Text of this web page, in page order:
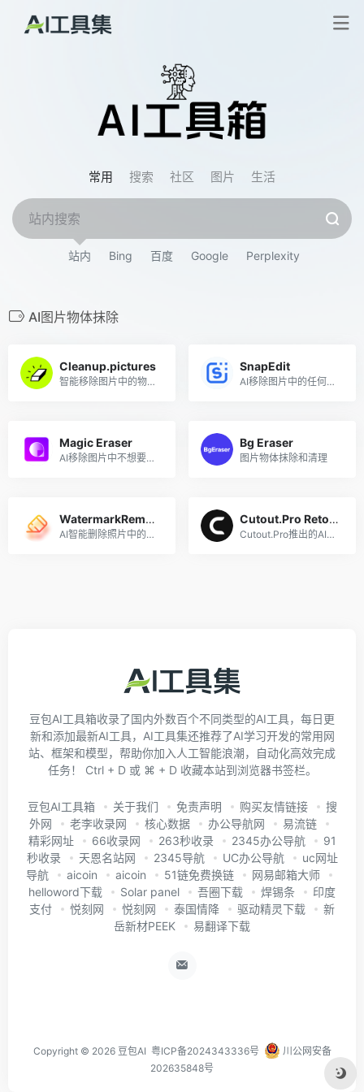
常用 搜索 社区 图片 生活
站内 Bing 百度 Google Perplexity
AI图片物体抹除
Cleanup.pictures
智能移除图片中的物体、文本、污迹、人物或任何不想要的东西
SnapEdit
AI移除图片中的任何物体
Magic Eraser
AI移除图片中不想要的物体
Bg Eraser
图片物体抹除和清理
WatermarkRemover
AI智能删除照片中的水印
Cutout.Pro Retouch
Cutout.Pro推出的AI图片物体涂抹去除工具
豆包AI工具箱收录了国内外数百个不同类型的AI工具，每日更
新和添加最新AI工具，AI工具集还推荐了AI学习开发的常用网
站、框架和模型，帮助你加入人工智能浪潮，自动化高效完成
任务！ Ctrl + D 或 ⌘ + D 收藏本站到浏览器书签栏。
豆包AI工具箱 关于我们 免责声明 购买友情链接
搜
外网
老李收录网 核心数据 办公导航网
易流链
精彩网址
66收录网 263秒收录 2345办公导航
91
秒收录
天恩名站网 2345导航 UC办公导航
uc网址
导航
aicoin aicoin 51链免费换链
网易邮箱大师
helloword下载
Solar panel 吾圈下载 焊锡条
印度
支付
悦刻网 悦刻网 泰国情降 驱动精灵下载
新
岳新材PEEK
易翻译下载
Copyright © 2026 豆包AI 粤ICP备2024343336号
川公网安备
202635848号